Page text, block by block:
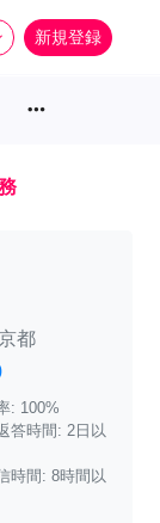
新規登録
more_horiz
都
: 100%
答時間: 2日以
時間: 8時間以